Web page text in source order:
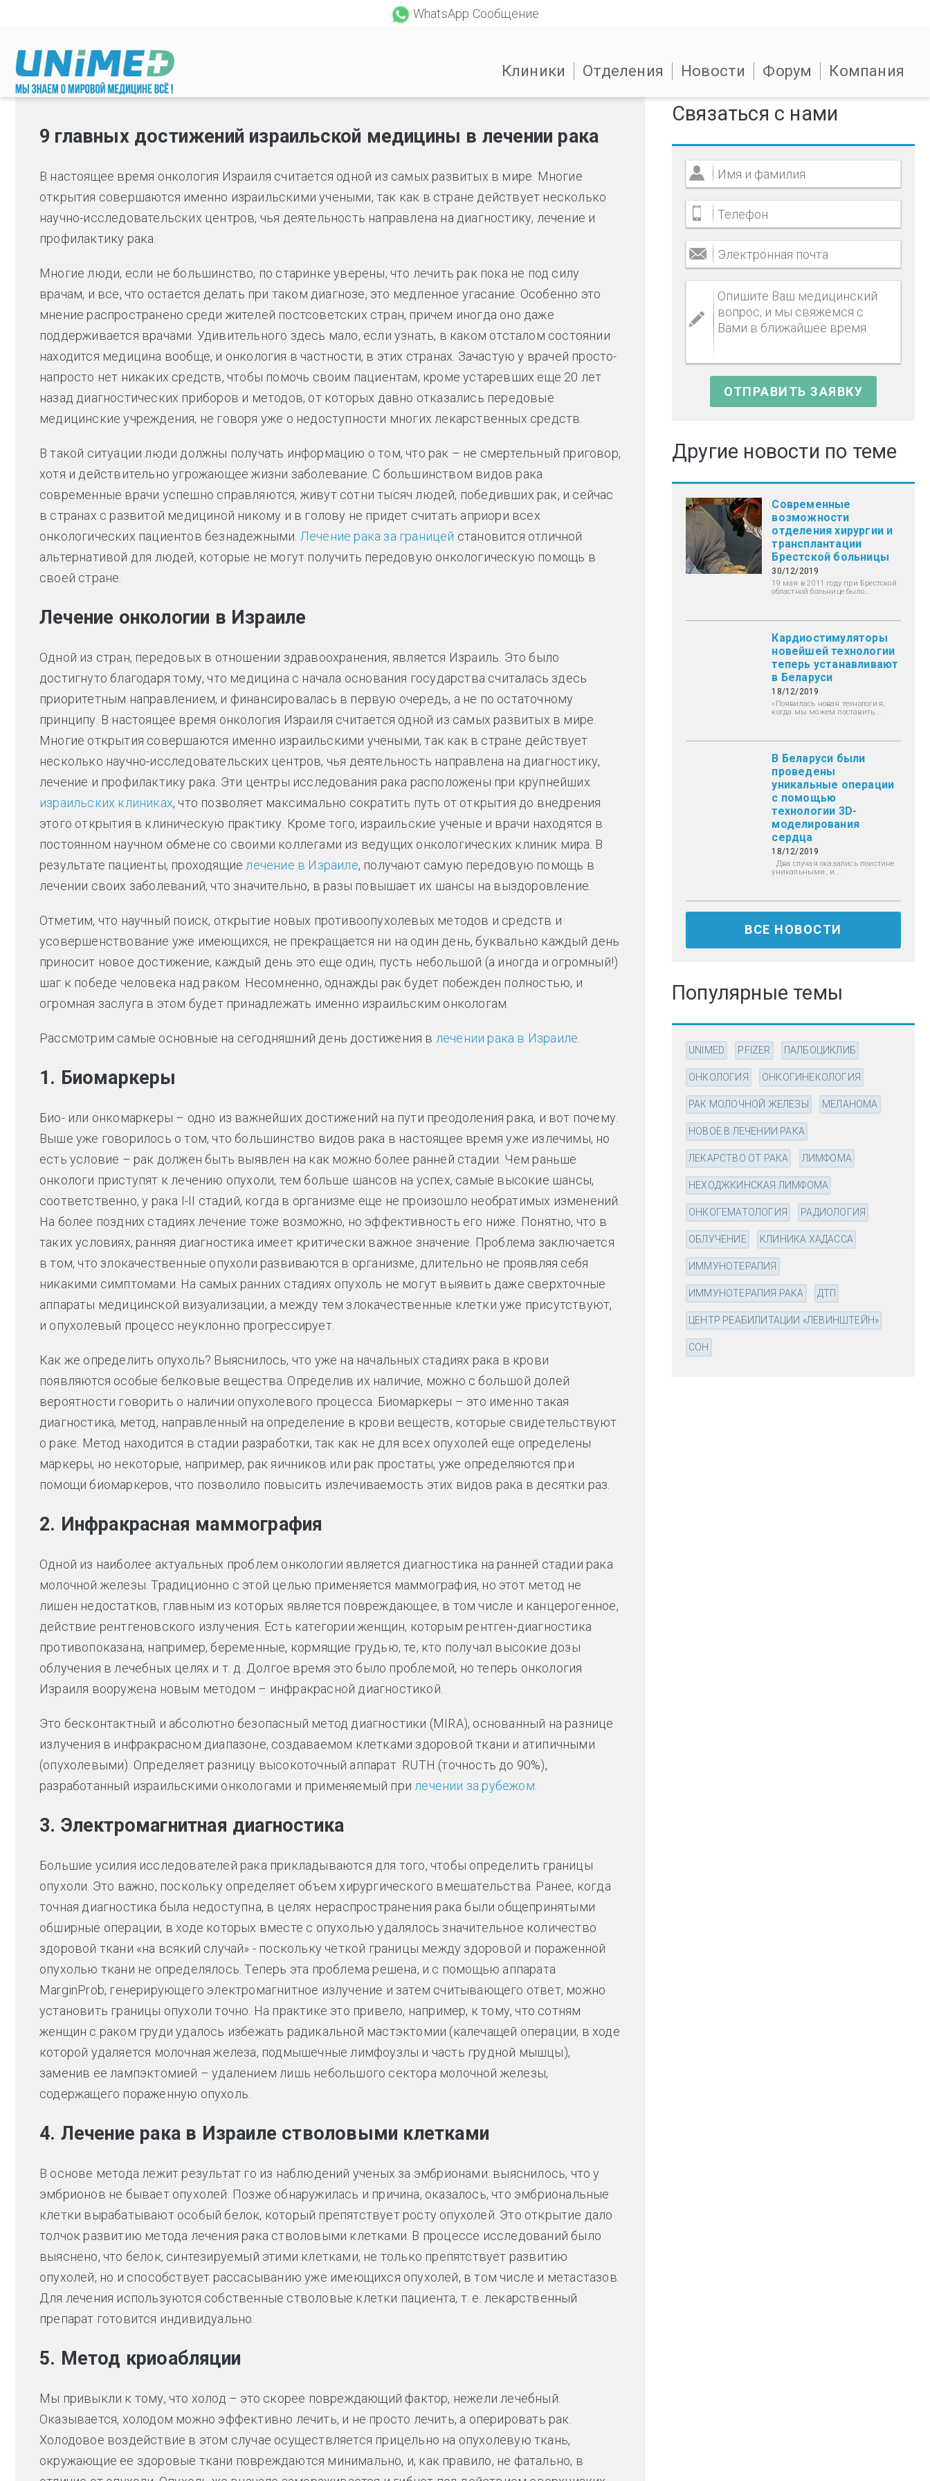
WhatsApp Сообщение
Клиники Отделения Новости Форум Компания
9 главных достижений израильской медицины в лечении рака
В настоящее время онкология Израиля считается одной из самых развитых в мире. Многие
открытия совершаются именно израильскими учеными, так как в стране действует несколько
научно-исследовательских центров, чья деятельность направлена на диагностику, лечение и
профилактику рака.
Многие люди, если не большинство, по старинке уверены, что лечить рак пока не под силу
врачам, и все, что остается делать при таком диагнозе, это медленное угасание. Особенно это
мнение распространено среди жителей постсоветских стран, причем иногда оно даже
поддерживается врачами. Удивительного здесь мало, если узнать, в каком отсталом состоянии
находится медицина вообще, и онкология в частности, в этих странах. Зачастую у врачей просто-
напросто нет никаких средств, чтобы помочь своим пациентам, кроме устаревших еще 20 лет
назад диагностических приборов и методов, от которых давно отказались передовые
медицинские учреждения, не говоря уже о недоступности многих лекарственных средств.
В такой ситуации люди должны получать информацию о том, что рак – не смертельный приговор,
хотя и действительно угрожающее жизни заболевание. С большинством видов рака
современные врачи успешно справляются, живут сотни тысяч людей, победивших рак, и сейчас
в странах с развитой медициной никому и в голову не придет считать априори всех
онкологических пациентов безнадежными. Лечение рака за границей становится отличной
альтернативой для людей, которые не могут получить передовую онкологическую помощь в
своей стране.
Лечение онкологии в Израиле
Одной из стран, передовых в отношении здравоохранения, является Израиль. Это было
достигнуто благодаря тому, что медицина с начала основания государства считалась здесь
приоритетным направлением, и финансировалась в первую очередь, а не по остаточному
принципу. В настоящее время онкология Израиля считается одной из самых развитых в мире.
Многие открытия совершаются именно израильскими учеными, так как в стране действует
несколько научно-исследовательских центров, чья деятельность направлена на диагностику,
лечение и профилактику рака. Эти центры исследования рака расположены при крупнейших
израильских клиниках, что позволяет максимально сократить путь от открытия до внедрения
этого открытия в клиническую практику. Кроме того, израильские ученые и врачи находятся в
постоянном научном обмене со своими коллегами из ведущих онкологических клиник мира. В
результате пациенты, проходящиелечение в Израиле, получают самую передовую помощь в
лечении своих заболеваний, что значительно, в разы повышает их шансы на выздоровление.
Отметим, что научный поиск, открытие новых противоопухолевых методов и средств и
усовершенствование уже имеющихся, не прекращается ни на один день, буквально каждый день
приносит новое достижение, каждый день это еще один, пусть небольшой (а иногда и огромный!)
шаг к победе человека над раком. Несомненно, однажды рак будет побежден полностью, и
огромная заслуга в этом будет принадлежать именно израильским онкологам.
Рассмотрим самые основные на сегодняшний день достижения в лечении рака в Израиле.
1. Биомаркеры
Био- или онкомаркеры – одно из важнейших достижений на пути преодоления рака, и вот почему.
Выше уже говорилось о том, что большинство видов рака в настоящее время уже излечимы, но
есть условие – рак должен быть выявлен на как можно более ранней стадии. Чем раньше
онкологи приступят к лечению опухоли, тем больше шансов на успех, самые высокие шансы,
соответственно, у рака I-II стадий, когда в организме еще не произошло необратимых изменений.
На более поздних стадиях лечение тоже возможно, но эффективность его ниже. Понятно, что в
таких условиях, ранняя диагностика имеет критически важное значение. Проблема заключается
в том, что злокачественные опухоли развиваются в организме, длительно не проявляя себя
никакими симптомами. На самых ранних стадиях опухоль не могут выявить даже сверхточные
аппараты медицинской визуализации, а между тем злокачественные клетки уже присутствуют,
и опухолевый процесс неуклонно прогрессирует.
Как же определить опухоль? Выяснилось, что уже на начальных стадиях рака в крови
появляются особые белковые вещества. Определив их наличие, можно с большой долей
вероятности говорить о наличии опухолевого процесса. Биомаркеры – это именно такая
диагностика, метод, направленный на определение в крови веществ, которые свидетельствуют
о раке. Метод находится в стадии разработки, так как не для всех опухолей еще определены
маркеры, но некоторые, например, рак яичников или рак простаты, уже определяются при
помощи биомаркеров, что позволило повысить излечиваемость этих видов рака в десятки раз.
2. Инфракрасная маммография
Одной из наиболее актуальных проблем онкологии является диагностика на ранней стадии рака
молочной железы. Традиционно с этой целью применяется маммография, но этот метод не
лишен недостатков, главным из которых является повреждающее, в том числе и канцерогенное,
действие рентгеновского излучения. Есть категории женщин, которым рентген-диагностика
противопоказана, например, беременные, кормящие грудью, те, кто получал высокие дозы
облучения в лечебных целях и т. д. Долгое время это было проблемой, но теперь онкология
Израиля вооружена новым методом – инфракрасной диагностикой.
Это бесконтактный и абсолютно безопасный метод диагностики (MIRA), основанный на разнице
излучения в инфракрасном диапазоне, создаваемом клетками здоровой ткани и атипичными
(опухолевыми). Определяет разницу высокоточный аппарат RUTH (точность до 90%),
разработанный израильскими онкологами и применяемый прилечении за рубежом.
3. Электромагнитная диагностика
Большие усилия исследователей рака прикладываются для того, чтобы определить границы
опухоли. Это важно, поскольку определяет объем хирургического вмешательства. Ранее, когда
точная диагностика была недоступна, в целях нераспространения рака были общепринятыми
обширные операции, в ходе которых вместе с опухолью удалялось значительное количество
здоровой ткани «на всякий случай» - поскольку четкой границы между здоровой и пораженной
опухолью ткани не определялось. Теперь эта проблема решена, и с помощью аппарата
MarginProb, генерирующего электромагнитное излучение и затем считывающего ответ, можно
установить границы опухоли точно. На практике это привело, например, к тому, что сотням
женщин с раком груди удалось избежать радикальной мастэктомии (калечащей операции, в ходе
которой удаляется молочная железа, подмышечные лимфоузлы и часть грудной мышцы),
заменив ее лампэктомией – удалением лишь небольшого сектора молочной железы,
содержащего пораженную опухоль.
4. Лечение рака в Израиле стволовыми клетками
В основе метода лежит результат го из наблюдений ученых за эмбрионами: выяснилось, что у
эмбрионов не бывает опухолей. Позже обнаружилась и причина, оказалось, что эмбриональные
клетки вырабатывают особый белок, который препятствует росту опухолей. Это открытие дало
толчок развитию метода лечения рака стволовыми клетками. В процессе исследований было
выяснено, что белок, синтезируемый этими клетками, не только препятствует развитию
опухолей, но и способствует рассасыванию уже имеющихся опухолей, в том числе и метастазов.
Для лечения используются собственные стволовые клетки пациента, т. е. лекарственный
препарат готовится индивидуально.
5. Метод криоабляции
Мы привыкли к тому, что холод – это скорее повреждающий фактор, нежели лечебный.
Оказывается, холодом можно эффективно лечить, и не просто лечить, а оперировать рак.
Холодовое воздействие в этом случае осуществляется прицельно на опухолевую ткань,
окружающие ее здоровые ткани повреждаются минимально, и, как правило, не фатально, в
Связаться с нами
Другие новости по теме
Современные
возможности
отделения хирургии и
трансплантации
Брестской больницы
30/12/2019
19 мая в 2011 году при Брестской
областной больнице было...
Кардиостимуляторы
новейшей технологии
теперь устанавливают
в Беларуси
18/12/2019
«Появилась новая технология,
когда мы можем поставить...
В Беларуси были
проведены
уникальные операции
с помощью
технологии 3D-
моделирования
сердца
18/12/2019
Два случая оказались поистине
уникальными, и...
ВСЕ НОВОСТИ
Популярные темы
UNIMED PFIZER ПАЛБОЦИКЛИБ
ОНКОЛОГИЯ ОНКОГИНЕКОЛОГИЯ
РАК МОЛОЧНОЙ ЖЕЛЕЗЫ МЕЛАНОМА
НОВОЕ В ЛЕЧЕНИИ РАКА
ЛЕКАРСТВО ОТ РАКА ЛИМФОМА
НЕХОДЖКИНСКАЯ ЛИМФОМА
ОНКОГЕМАТОЛОГИЯ РАДИОЛОГИЯ
ОБЛУЧЕНИЕ КЛИНИКА ХАДАССА
ИММУНОТЕРАПИЯ
ИММУНОТЕРАПИЯ РАКА ДТП
ЦЕНТР РЕАБИЛИТАЦИИ «ЛЕВИНШТЕЙН»
СОН